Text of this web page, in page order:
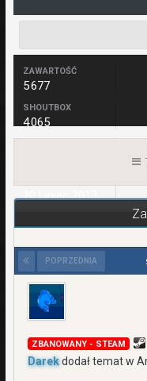
ZAWARTOŚĆ
5 677
SHOUTBOX
4 065
20 Lipiec 2013
57 minut temu
POPRZEDNIA
ZBANOWANY - STEAM
Darekdodał temat w